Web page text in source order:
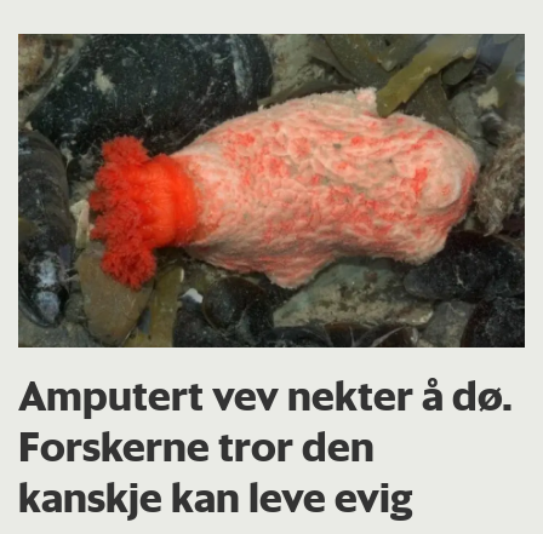
Amputert vev nekter å dø.
Forskerne tror den
kanskje kan leve evig